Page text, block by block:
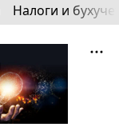
Налоги и